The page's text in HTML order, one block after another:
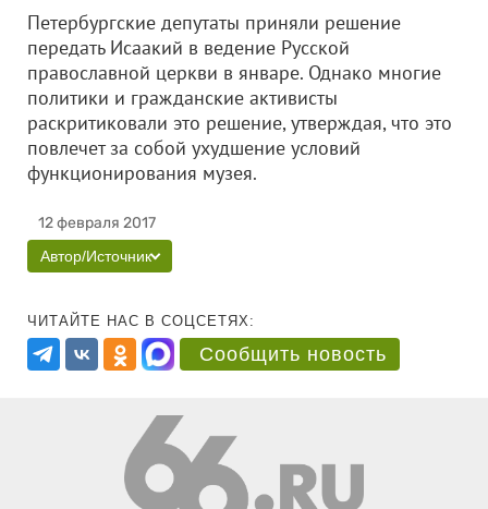
Петербургские депутаты приняли решение
передать Исаакий в ведение Русской
православной церкви в январе. Однако многие
политики и гражданские активисты
раскритиковали это решение, утверждая, что это
повлечет за собой ухудшение условий
функционирования музея.
12 февраля 2017
Автор/Источник
ЧИТАЙТЕ НАС В СОЦСЕТЯХ:
Сообщить новость